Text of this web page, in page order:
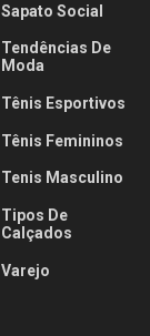
Sapato Social
Tendências De
Moda
Tênis Esportivos
Tênis Femininos
Tenis Masculino
Tipos De
Calçados
Varejo